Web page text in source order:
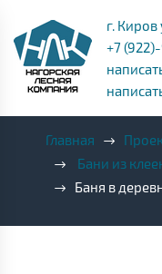
г. Киров
+7
Главная
Бани из
Баня в